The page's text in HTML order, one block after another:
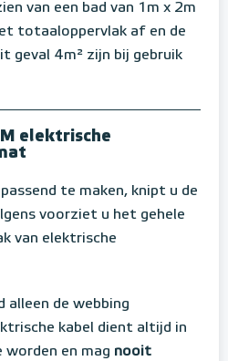
van een bad van 1m x 2m
totaaloppervlak af en de
geval 4m² zijn bij gebruik
elektrische
te maken, knipt u de
voorziet u het gehele
van elektrische
alleen de webbing
kabel dient altijd in
en mag nooit